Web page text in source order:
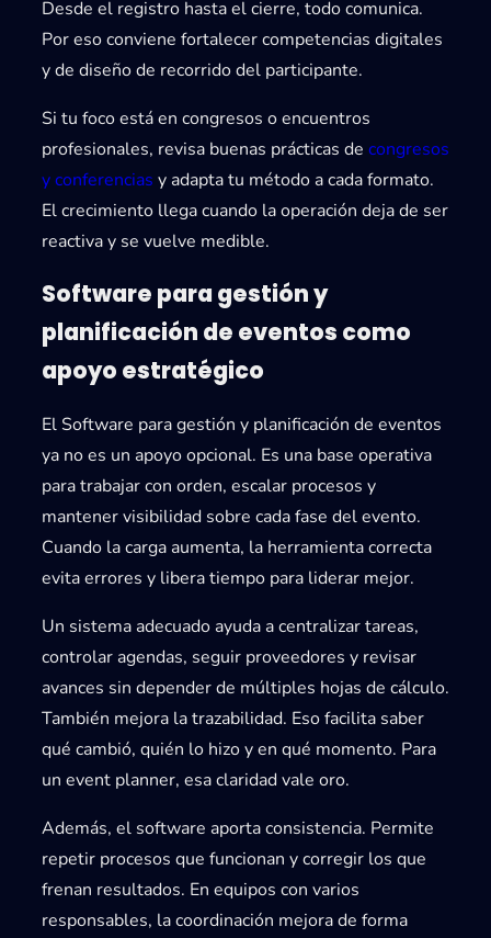
Desde el registro hasta el cierre, todo comunica.
Por eso conviene fortalecer competencias digitales
y de diseño de recorrido del participante.
Si tu foco está en congresos o encuentros
profesionales, revisa buenas prácticas de congresos
y conferencias y adapta tu método a cada formato.
El crecimiento llega cuando la operación deja de ser
reactiva y se vuelve medible.
Software para gestión y
planificación de eventos como
apoyo estratégico
ElSoftware para gestión y planificación de eventos
ya no es un apoyo opcional. Es una base operativa
para trabajar con orden, escalar procesos y
mantener visibilidad sobre cada fase del evento.
Cuando la carga aumenta, la herramienta correcta
evita errores y libera tiempo para liderar mejor.
Un sistema adecuado ayuda a centralizar tareas,
controlar agendas, seguir proveedores y revisar
avances sin depender de múltiples hojas de cálculo.
También mejora la trazabilidad. Eso facilita saber
qué cambió, quién lo hizo y en qué momento. Para
un event planner, esa claridad vale oro.
Además, el software aporta consistencia. Permite
repetir procesos que funcionan y corregir los que
frenan resultados. En equipos con varios
responsables, la coordinación mejora de forma